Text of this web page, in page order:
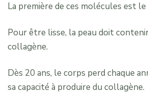
La première de ces molécules est le
Pour être lisse, la peau doit
collagène.
Dès 20 ans, le corps perd chaque
sa capacité à produire du collagène.